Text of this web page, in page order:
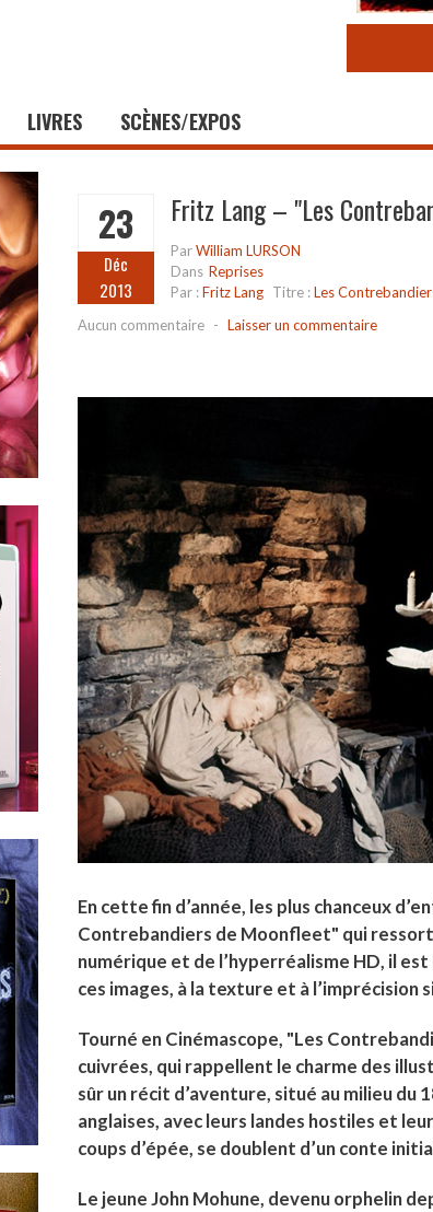
LIVRES SCÈNES/EXPOS
23
Déc
2013
Fritz Lang – "Les
ParWilliam LURSON
Dans Reprises
Par :Fritz Lang Titre :Les
Aucun commentaire - Laisser un commentaire
En cette fin d’année, les plus chanceux
Contrebandiers de Moonfleet" qui ressort
numérique et de l’hyperréalisme HD, il
ces images, à la texture et à l’imprécision
Tourné en Cinémascope, "Les
cuivrées, qui rappellent le charme des
sûr un récit d’aventure, situé au milieu du
anglaises, avec leurs landes hostiles et
coups d’épée, se doublent d’un conte
Le jeune John Mohune, devenu orphelin